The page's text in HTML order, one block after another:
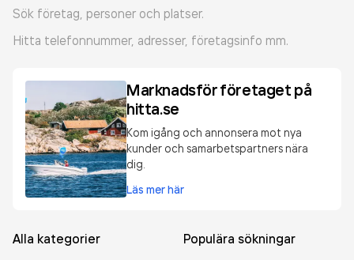
Sök företag, personer och platser.
Hitta telefonnummer, adresser, företagsinfo mm.
Marknadsför företaget på
hitta.se
Kom igång och annonsera mot nya
kunder och samarbetspartners nära
dig.
Läs mer här
Alla kategorier Populära sökningar